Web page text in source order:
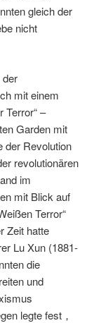
gleich der
nicht
der
mit einem
Terror“ –
Garden mit
der Revolution
revolutionären
im
mit Blick auf
Terror“
Zeit hatte
Lu Xun (1881-
die
und
legte fest，